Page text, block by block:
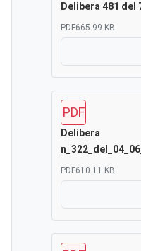
Delibera 481 del
PDF665.99 KB
PDF
Delibera
PDF610.11 KB